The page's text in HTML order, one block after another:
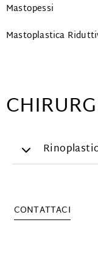
Mastopessi
Mastoplastica
CONTATTACI